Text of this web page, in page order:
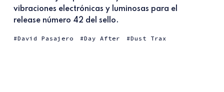
vibraciones electrónicas y luminosas para el
release número 42 del sello.
David Pasajero Day After Dust Trax